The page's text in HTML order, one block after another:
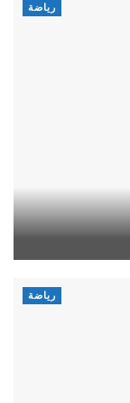
رياضة
رياضة